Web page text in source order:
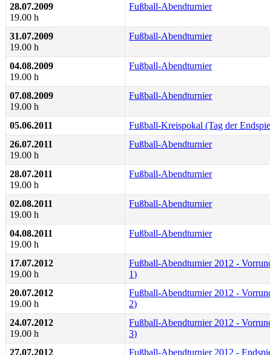
28.07.2009
19.00 h
Fußball-Abendturnier
31.07.2009
19.00 h
Fußball-Abendturnier
04.08.2009
19.00 h
Fußball-Abendturnier
07.08.2009
19.00 h
Fußball-Abendturnier
05.06.2011 Fußball-Kreispokal (Tag der
26.07.2011
19.00 h
Fußball-Abendturnier
28.07.2011
19.00 h
Fußball-Abendturnier
02.08.2011
19.00 h
Fußball-Abendturnier
04.08.2011
19.00 h
Fußball-Abendturnier
17.07.2012
19.00 h
Fußball-Abendturnier 2012 -
1)
20.07.2012
19.00 h
Fußball-Abendturnier 2012 -
2)
24.07.2012
19.00 h
Fußball-Abendturnier 2012 -
3)
27.07.2012 Fußball-Abendturnier 2012 -